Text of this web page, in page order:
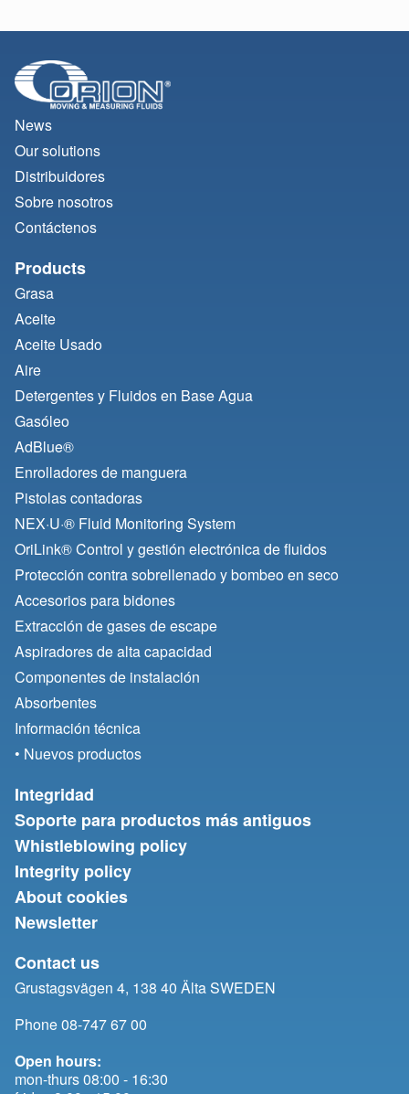
News
Our solutions
Distribuidores
Sobre nosotros
Contáctenos
Products
Grasa
Aceite
Aceite Usado
Aire
Detergentes y Fluidos en Base Agua
Gasóleo
AdBlue®
Enrolladores de manguera
Pistolas contadoras
NEX·U·® Fluid Monitoring System
OriLink® Control y gestión electrónica de fluidos
Protección contra sobrellenado y bombeo en seco
Accesorios para bidones
Extracción de gases de escape
Aspiradores de alta capacidad
Componentes de instalación
Absorbentes
Información técnica
• Nuevos productos
Integridad
Soporte para productos más antiguos
Whistleblowing policy
Integrity policy
About cookies
Newsletter
Contact us
Grustagsvägen 4, 138 40 Älta SWEDEN
Phone 08-747 67 00
Open hours:
mon-thurs 08:00 - 16:30